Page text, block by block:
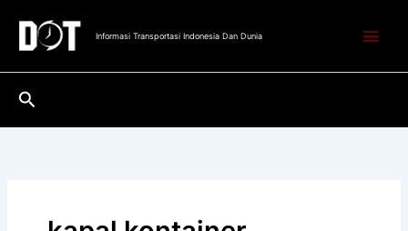
konten
Informasi Transportasi Indonesia Dan Dunia
Cari